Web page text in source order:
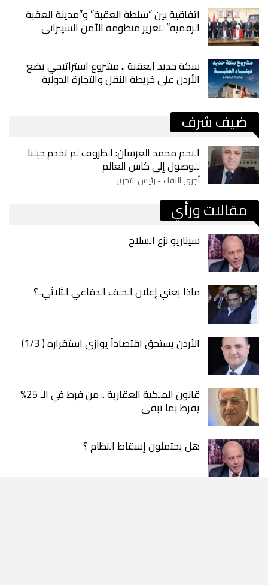
اتفاقية بين “سلطة العقبة” و”مدينة العقبة
الرقمية” لتعزيز منظومة الأمن السيبراني
سكة حديد العقبة .. مشروع استراتيجي يضع
الأردن على خريطة النقل والتجارة الدولية
ضيف شرف
النجم محمد العرسان: الظروف لم تخدم جيلنا
للوصول إلى كاس العالم
أجرى اللقاء - رئيس التحرير
مقالات ورأي
سيناريو نزع السلاح
ماذا يعني إعلان الحلف الدفاعي الثلاثي..؟
الأردن يستحق اقتصاداً يوازي استقراره ( 1/3)
قانون الملكية العقارية .. من فرط في الـ 25%
يفرط بما تبقى
هل يحتملون إسقاط النظام ؟